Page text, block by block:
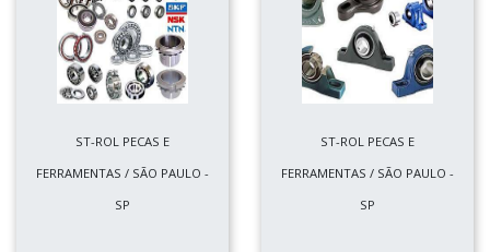
ST-ROL PECAS E
FERRAMENTAS / SÃO PAULO -
SP
ST-ROL PECAS E
FERRAMENTAS / SÃO PAULO -
SP